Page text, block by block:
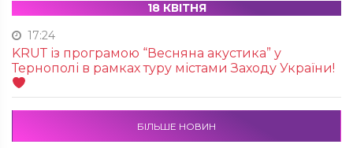
18 КВІТНЯ
17:24
KRUТ із програмою “Весняна акустика” у
Тернополі в рамках туру містами Заходу України!
БІЛЬШЕ НОВИН